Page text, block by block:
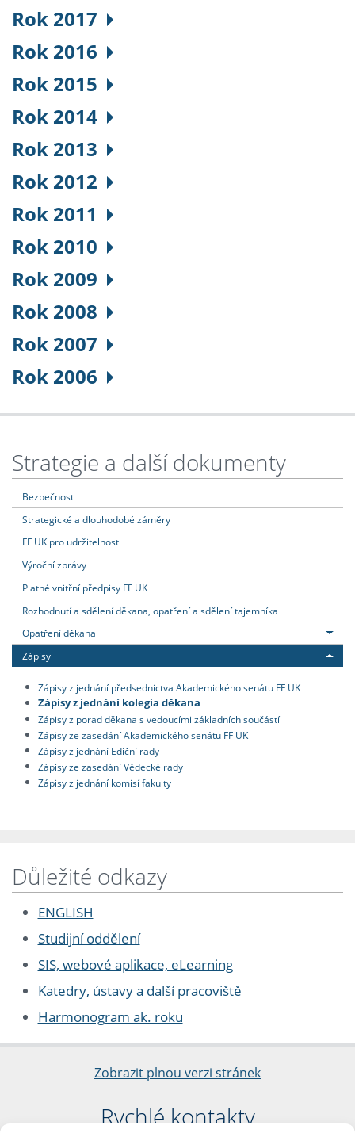
Rok 2017
Rok 2016
Rok 2015
Rok 2014
Rok 2013
Rok 2012
Rok 2011
Rok 2010
Rok 2009
Rok 2008
Rok 2007
Rok 2006
Strategie a další dokumenty
Bezpečnost
Strategické a dlouhodobé záměry
FF UK pro udržitelnost
Výroční zprávy
Platné vnitřní předpisy FF UK
Rozhodnutí a sdělení děkana, opatření a sdělení tajemníka
Opatření děkana
Zápisy
Zápisy z jednání předsednictva Akademického senátu FF UK
Zápisy z jednání kolegia děkana
Zápisy z porad děkana s vedoucími základních součástí
Zápisy ze zasedání Akademického senátu FF UK
Zápisy z jednání Ediční rady
Zápisy ze zasedání Vědecké rady
Zápisy z jednání komisí fakulty
Důležité odkazy
ENGLISH
Studijní oddělení
SIS, webové aplikace, eLearning
Katedry, ústavy a další pracoviště
Harmonogram ak. roku
Zobrazit plnou verzi stránek
Rychlé kontakty